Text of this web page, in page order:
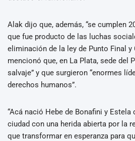
Alak dijo que, además, “se cumplen
que fue producto de las luchas
eliminación de la ley de Punto Final y
mencionó que, en La Plata, sede del
salvaje” y que surgieron “enormes
derechos humanos”.
“Acá nació Hebe de Bonafini y
ciudad con una herida abierta por la
que transformar en esperanza para